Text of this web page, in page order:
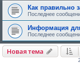
Как правильно
Последнее
Информация
Последнее
Новая тема